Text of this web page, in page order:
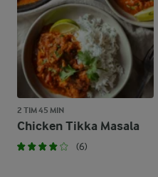
2 TIM 45 MIN
Chicken Tikka Masala
(6)